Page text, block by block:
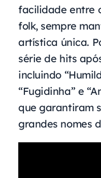
facilidade entre
folk, sempre
artística única.
série de hits
incluindo
“Fugidinha” e
que garantiram
grandes nomes